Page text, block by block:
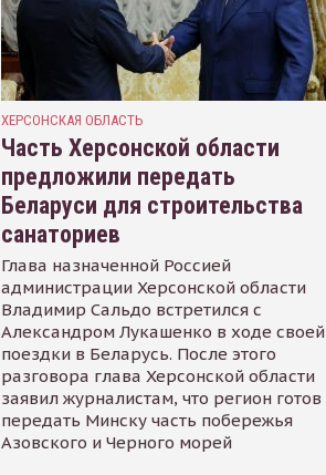
ХЕРСОНСКАЯ ОБЛАСТЬ
Часть Херсонской области
предложили передать
Беларуси для строительства
санаториев
Глава назначенной Россией
администрации Херсонской области
Владимир Сальдо встретился с
Александром Лукашенко в ходе своей
поездки в Беларусь. После этого
разговора глава Херсонской области
заявил журналистам, что регион готов
передать Минску часть побережья
Азовского и Черного морей